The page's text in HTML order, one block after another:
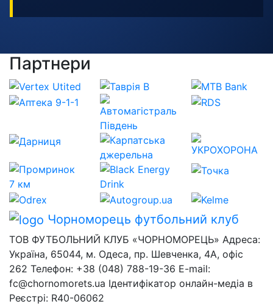
Партнери
Чорноморець футбольний клуб
ТОВ ФУТБОЛЬНИЙ КЛУБ «ЧОРНОМОРЕЦЬ» Адреса:
Україна, 65044, м. Одеса, пр. Шевченка, 4А, офіс
262 Телефон: +38 (048) 788-19-36 E-mail:
fc@chornomorets.ua Ідентифікатор онлайн-медіа в
Реєстрі: R40-06062